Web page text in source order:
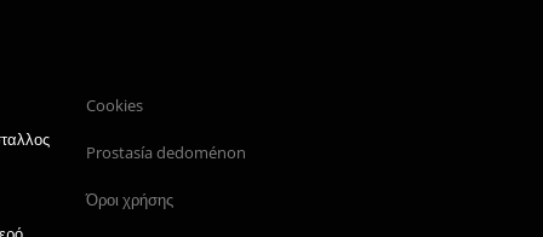
Cookies
Prostasía dedoménon
Όροι χρήσης